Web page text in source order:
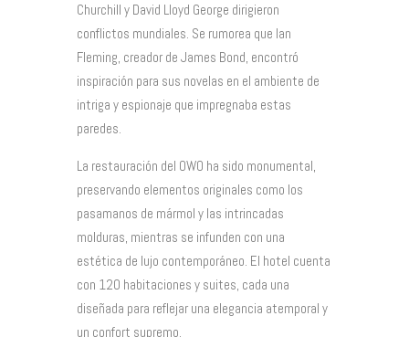
Churchill y David Lloyd George dirigieron
conflictos mundiales. Se rumorea que Ian
Fleming, creador de James Bond, encontró
inspiración para sus novelas en el ambiente de
intriga y espionaje que impregnaba estas
paredes.
La restauración del OWO ha sido monumental,
preservando elementos originales como los
pasamanos de mármol y las intrincadas
molduras, mientras se infunden con una
estética de lujo contemporáneo. El hotel cuenta
con 120 habitaciones y suites, cada una
diseñada para reflejar una elegancia atemporal y
un confort supremo.